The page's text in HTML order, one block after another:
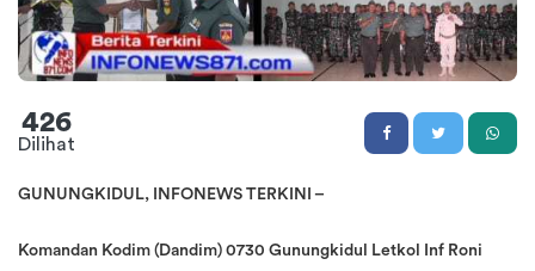
426
Dilihat
GUNUNGKIDUL, INFONEWS TERKINI –
Komandan Kodim (Dandim) 0730 Gunungkidul Letkol Inf Roni